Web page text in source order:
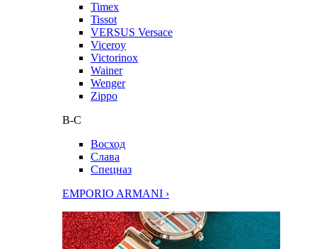
Timex
Tissot
VERSUS Versace
Viceroy
Victorinox
Wainer
Wenger
Zippo
В-С
Восход
Слава
Спецназ
EMPORIO ARMANI ›